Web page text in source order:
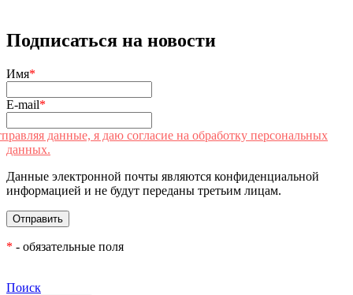
Подписаться на новости
Имя*
E-mail*
данные, я даю согласие на обработку персональных
данных.
Данные электронной почты являются конфиденциальной
информацией и не будут переданы третьим лицам.
* - обязательные поля
Поиск